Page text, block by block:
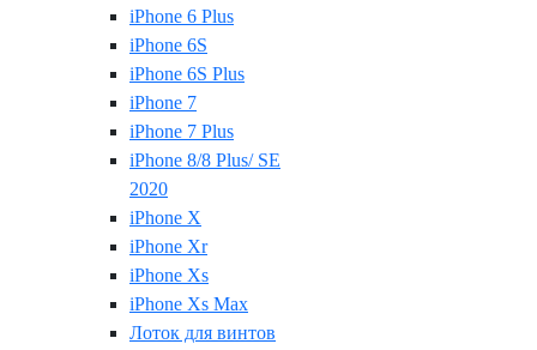
iPhone 6 Plus
iPhone 6S
iPhone 6S Plus
iPhone 7
iPhone 7 Plus
iPhone 8/8 Plus/ SE
2020
iPhone X
iPhone Xr
iPhone Xs
iPhone Xs Max
Лоток для винтов